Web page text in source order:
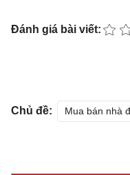
Đánh giá bài viết:
Chủ đề: Mua bán nhà